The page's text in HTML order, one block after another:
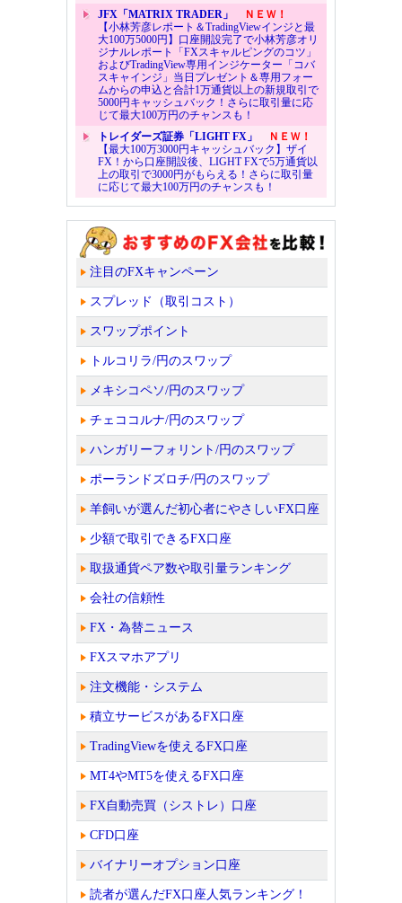
JFX「MATRIX TRADER」
ＮＥＷ！
【小林芳彦レポート＆TradingViewインジと最
大100万5000円】口座開設完了で小林芳彦オリ
ジナルレポート「FXスキャルピングのコツ」
およびTradingView専用インジケーター「コバ
スキャインジ」当日プレゼント＆専用フォー
ムからの申込と合計1万通貨以上の新規取引で
5000円キャッシュバック！さらに取引量に応
じて最大100万円のチャンスも！
トレイダーズ証券「LIGHT FX」
ＮＥＷ！
【最大100万3000円キャッシュバック】ザイ
FX！から口座開設後、LIGHT FXで5万通貨以
上の取引で3000円がもらえる！さらに取引量
に応じて最大100万円のチャンスも！
注目のFXキャンペーン
スプレッド（取引コスト）
スワップポイント
トルコリラ/円のスワップ
メキシコペソ/円のスワップ
チェココルナ/円のスワップ
ハンガリーフォリント/円のスワップ
ポーランドズロチ/円のスワップ
羊飼いが選んだ初心者にやさしいFX口座
少額で取引できるFX口座
取扱通貨ペア数や取引量ランキング
会社の信頼性
FX・為替ニュース
FXスマホアプリ
注文機能・システム
積立サービスがあるFX口座
TradingViewを使えるFX口座
MT4やMT5を使えるFX口座
FX自動売買（シストレ）口座
CFD口座
バイナリーオプション口座
読者が選んだFX口座人気ランキング！